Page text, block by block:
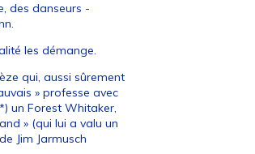
des danseurs -
les démange.
qui, aussi sûrement
» professe avec
un Forest Whitaker,
» (qui lui a valu un
Jim Jarmusch